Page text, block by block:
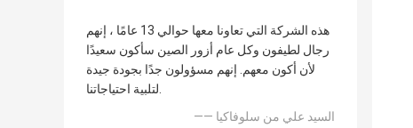
هذه الشركة التي تعاونا معها حوالي 13 عامًا ، إنهم
رجال لطيفون وكل عام أزور الصين سأكون سعيدًا
لأن أكون معهم. إنهم مسؤولون جدًا بجودة جيدة
لتلبية احتياجاتنا.
—— السيد علي من سلوفاكيا